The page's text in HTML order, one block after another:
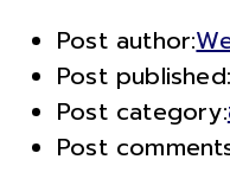
Post author:
Post published:
Post category:
Post